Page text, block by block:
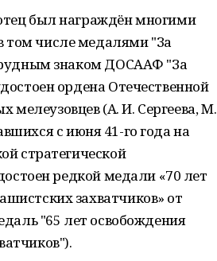
был награждён многими
числе медалями "За
знаком ДОСААФ "За
ордена Отечественной
мелеузовцев (А. И. Сергеева, М.
с июня 41-го года на
стратегической
редкой медали «70 лет
захватчиков» от
"65 лет освобождения